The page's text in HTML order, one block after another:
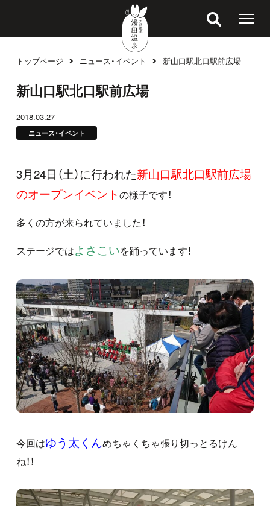
トップページ ニュース・イベント 新山口駅北口駅前広場
ブログ
新山口駅北口駅前広場
2018.03.27
ニュース・イベント
3月24日（土）に行われた新山口駅北口駅前広場
のオープンイベントの様子です！
多くの方が来られていました！
ステージではよさこいを踊っています！
今回はゆう太くんめちゃくちゃ張り切っとるけん
ね！！